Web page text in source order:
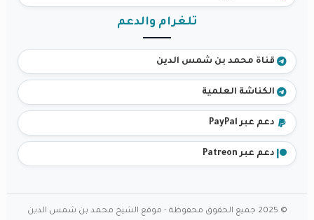
تلغرام والدعم
قناة محمد بن شمس الدين
الكناشة العلمية
دعم عبر PayPal
دعم عبر Patreon
© 2025 جميع الحقوق محفوظة - موقع الشيخ محمد بن شمس الدين